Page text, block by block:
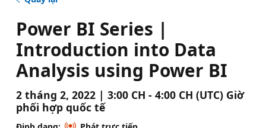
Power BI Series |
Introduction into Data
Analysis using Power BI
2 tháng 2, 2022 | 3:00 CH - 4:00 CH (UTC) Giờ
phối hợp quốc tế